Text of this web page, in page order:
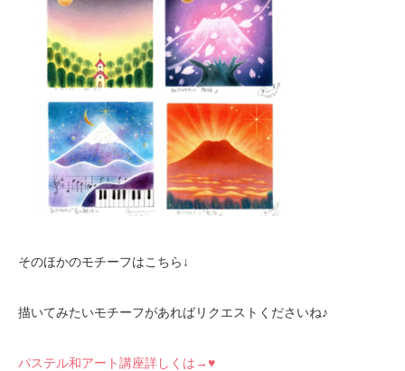
そのほかのモチーフはこちら↓
描いてみたいモチーフがあればリクエストくださいね♪
パステル和アート講座詳しくは→♥